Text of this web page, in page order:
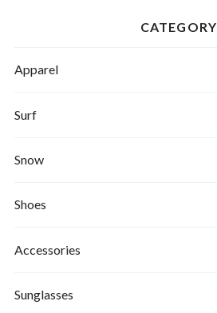
CATEGORY
Apparel
Banks Journal
Critical Slide(TCSS)
Afends
Roial
RVCA
Surf
Surfboards
Snow
Board
Binding
Boots
Shoes
Sandals
Shoes
Accessories
Sunglasses